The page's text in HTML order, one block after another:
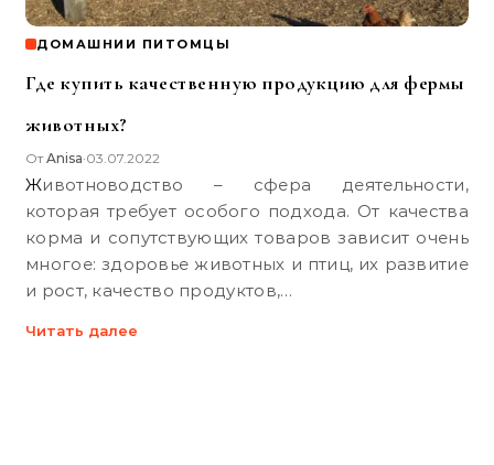
ДОМАШНИИ ПИТОМЦЫ
Где купить качественную продукцию для фермы
животных?
ОтAnisa•03.07.2022
Животноводство – сфера деятельности,
которая требует особого подхода. От качества
корма и сопутствующих товаров зависит очень
многое: здоровье животных и птиц, их развитие
и рост, качество продуктов,…
Читать далее